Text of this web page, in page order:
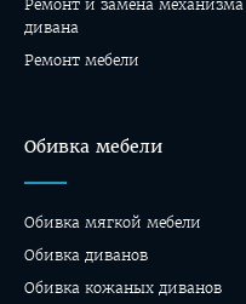
Ремонт и замена механизма
дивана
Ремонт мебели
Обивка мебели
Обивка мягкой мебели
Обивка диванов
Обивка кожаных диванов